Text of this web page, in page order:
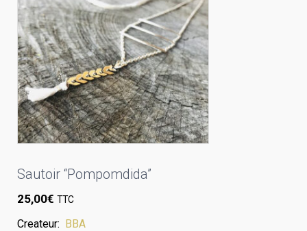
Sautoir “Pompomdida”
25,00€ TTC
Createur: BBA